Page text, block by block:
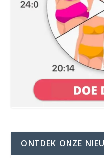
ONTDEK ONZE